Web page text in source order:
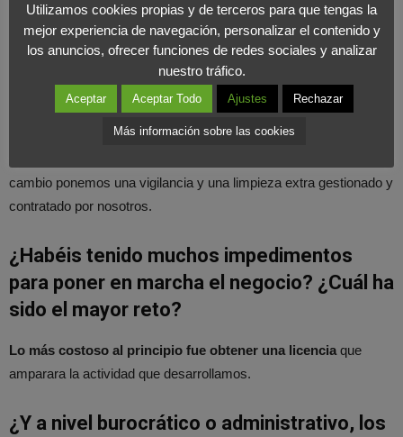
puestos son de cada comerciante, como dice el refrán ‘ellos se lo
guisan y ellos se lo comen’, nadie les organiza;
nosotros en
Mercado somos intermediarios y cada mes tenemos que
gestionarlo todo desde el principio, porque, por ejemplo, las
medidas para cada puesto son distintas a la vez anterior. Otro
ejemplo, el Rastro está vigilado por la policía municipal de la
cambio ponemos una vigilancia y una limpieza extra gestionado y
contratado por nosotros.
¿Habéis tenido muchos impedimentos
para poner en marcha el negocio? ¿Cuál ha
sido el mayor reto?
Lo más costoso al principio fue obtener una licencia que
amparara la actividad que desarrollamos.
¿Y a nivel burocrático o administrativo, los
Utilizamos cookies propias y de terceros para que tengas la
mejor experiencia de navegación, personalizar el contenido y
los anuncios, ofrecer funciones de redes sociales y analizar
nuestro tráfico.
Aceptar Aceptar Todo Ajustes Rechazar
Más información sobre las cookies